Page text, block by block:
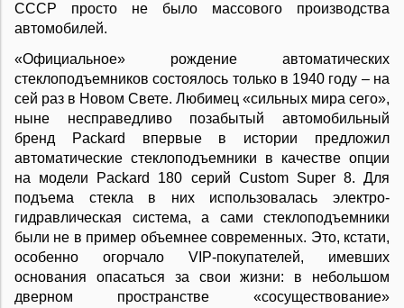
СССР просто не было массового производства
автомобилей.
«Официальное» рождение автоматических
стеклоподъемников состоялось только в 1940 году – на
сей раз в Новом Свете. Любимец «сильных мира сего»,
ныне несправедливо позабытый автомобильный
бренд Packard впервые в истории предложил
автоматические стеклоподъемники в качестве опции
на модели Packard 180 серий Custom Super 8. Для
подъема стекла в них использовалась электро-
гидравлическая система, а сами стеклоподъемники
были не в пример объемнее современных. Это, кстати,
особенно огорчало VIP-покупателей, имевших
основания опасаться за свои жизни: в небольшом
дверном пространстве «сосуществование»